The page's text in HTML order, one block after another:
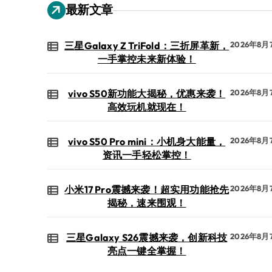
最新文章
三星Galaxy Z TriFold：三折屏革新，
一手掌控未来新体验！
2026年8月
vivo S50新功能大揭秘，优惠来袭！
高效玩机就现在！
2026年8月
vivo S50 Pro mini：小机身大能量，
资讯一手轻松掌控！
2026年8月
小米17 Pro震撼来袭！超实用功能抢先
揭秘，速来围观！
2026年8月
三星Galaxy S26震撼来袭，创新科技
亮点一键全掌握！
2026年8月